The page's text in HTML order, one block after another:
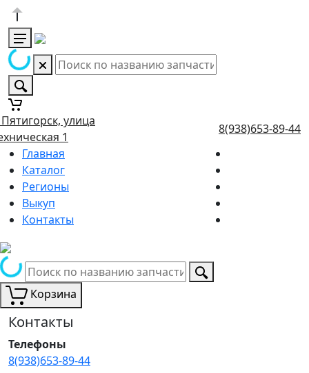
Пятигорск, улица
1
8(938)653-89-44
Главная
Каталог
Регионы
Выкуп
Контакты
Корзина
Контакты
Телефоны
8(938)653-89-44